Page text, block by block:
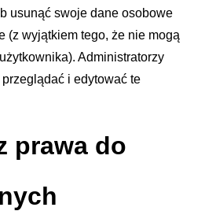
usunąć swoje dane osobowe
(z wyjątkiem tego, że nie mogą
Administratorzy
i edytować te
prawa do